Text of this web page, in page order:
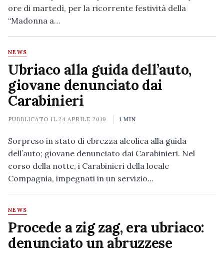
ore di martedì, per la ricorrente festività della
“Madonna a…
NEWS
Ubriaco alla guida dell’auto,
giovane denunciato dai
Carabinieri
PUBBLICATO IL24 APRILE 2019 1 MIN
Sorpreso in stato di ebrezza alcolica alla guida
dell’auto; giovane denunciato dai Carabinieri. Nel
corso della notte, i Carabinieri della locale
Compagnia, impegnati in un servizio…
NEWS
Procede a zig zag, era ubriaco:
denunciato un abruzzese